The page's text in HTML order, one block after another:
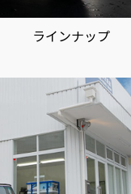
ラインナップ